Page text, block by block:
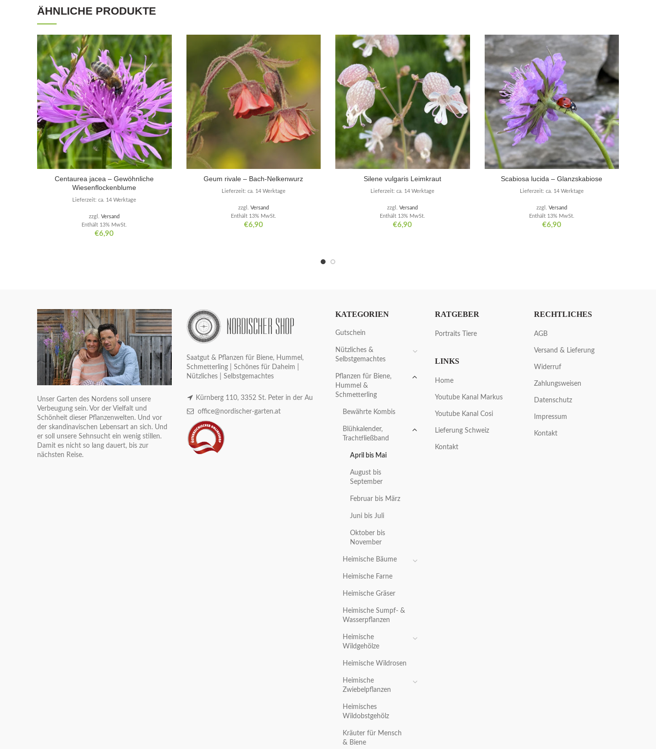
ÄHNLICHE PRODUKTE
Centaurea jacea – Gewöhnliche
Wiesenflockenblume
€6,90
Enthält 13% MwSt.
zzgl.Versand
Lieferzeit: ca. 14 Werktage
Geum rivale – Bach-Nelkenwurz
€6,90
Enthält 13% MwSt.
zzgl. Versand
Lieferzeit: ca. 14 Werktage
Silene vulgaris Leimkraut
€6,90
Enthält 13% MwSt.
zzgl.Versand
Lieferzeit: ca. 14 Werktage
Scabiosa lucida – Glanzskabiose
€6,90
Enthält 13% MwSt.
zzgl. Versand
Lieferzeit: ca. 14 Werktage
Unser Garten des Nordens soll unsere
Verbeugung sein. Vor der Vielfalt und
Schönheit dieser Pflanzenwelten. Und vor
der skandinavischen Lebensart an sich. Und
er soll unsere Sehnsucht ein wenig stillen.
Damit es nicht so lang dauert, bis zur
nächsten Reise.
Saatgut & Pflanzen für Biene, Hummel,
Schmetterling | Schönes für Daheim |
Nützliches | Selbstgemachtes
Kürnberg 110, 3352 St. Peter in der Au
office@nordischer-garten.at
KATEGORIEN
Gutschein
Nützliches &
Selbstgemachtes
Pflanzen für Biene,
Hummel &
Schmetterling
Bewährte Kombis
Blühkalender,
Trachtfließband
April bis Mai
August bis
September
Februar bis März
Juni bis Juli
Oktober bis
November
Heimische Bäume
Heimische Farne
Heimische Gräser
Heimische Sumpf- &
Wasserpflanzen
Heimische
Wildgehölze
Heimische Wildrosen
Heimische
Zwiebelpflanzen
Heimisches
Wildobstgehölz
Kräuter für Mensch
& Biene
RATGEBER
Portraits Tiere
LINKS
Home
Youtube Kanal Markus
Youtube Kanal Cosi
Lieferung Schweiz
Kontakt
RECHTLICHES
AGB
Versand & Lieferung
Widerruf
Zahlungsweisen
Datenschutz
Impressum
Kontakt